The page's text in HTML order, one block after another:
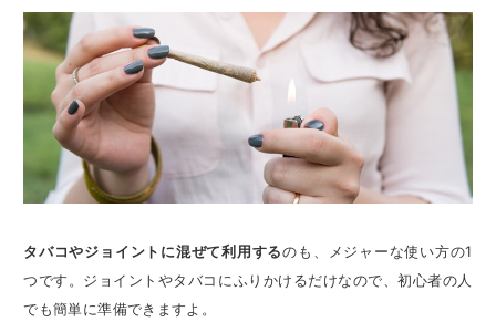
タバコやジョイントに混ぜて利用するのも、メジャーな使い方の1
つです。ジョイントやタバコにふりかけるだけなので、初心者の人
でも簡単に準備できますよ。